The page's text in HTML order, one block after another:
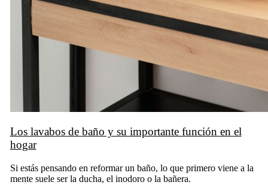
Los lavabos de baño y su importante función en el
hogar
Si estás pensando en reformar un baño, lo que primero viene a la
mente suele ser la ducha, el inodoro o la bañera.